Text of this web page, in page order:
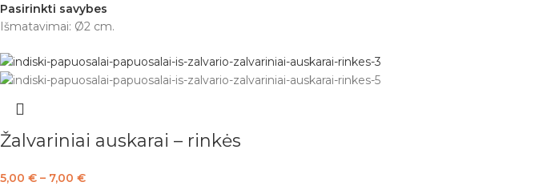
Pasirinkti savybes
Išmatavimai: Ø2 cm.
Žalvariniai auskarai – rinkės
5,00 € – 7,00 €